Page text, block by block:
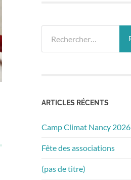
ARTICLES RÉCENTS
Camp Climat Nancy 2026
Fête des associations
(pas de titre)